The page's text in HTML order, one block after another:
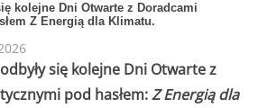
kolejne Dni Otwarte z Doradcami
Z Energią dla Klimatu.
się kolejne Dni Otwarte z
pod hasłem:Z Energią dla